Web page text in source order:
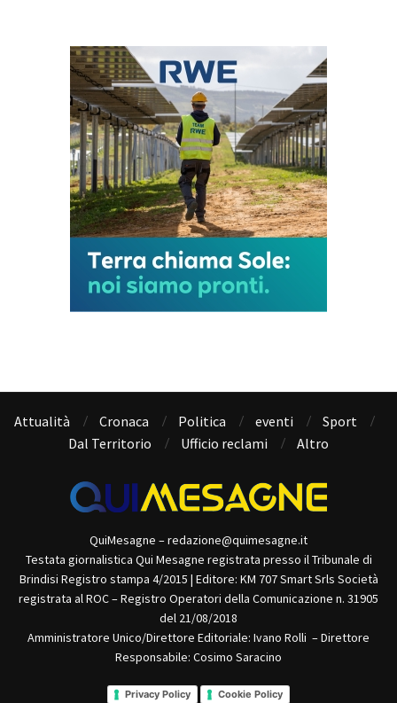
Attualità Cronaca Politica eventi
Sport
Dal Territorio
Ufficio reclami Altro
QuiMesagne – redazione@quimesagne.it
Testata giornalistica Qui Mesagne registrata presso il Tribunale di
Brindisi Registro stampa 4/2015 | Editore: KM 707 Smart Srls Società
registrata al ROC – Registro Operatori della Comunicazione n. 31905
del 21/08/2018
Amministratore Unico/Direttore Editoriale: Ivano Rolli – Direttore
Responsabile: Cosimo Saracino
Privacy Policy Cookie Policy